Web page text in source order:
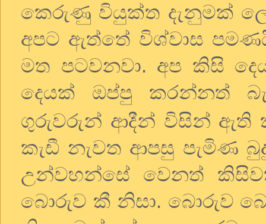
කෙරුණු වියුක්ත දැනුමක්
අපට ඇත්තේ විශ්වාස
මත පටවනවා. අප කිසි
දෙයක් ඔප්පු කරන්නත්
ගුරුවරුන් ආදීන් විසින් ඇති
කැඩී නැවත ආපසු පැමිණ
උන්වහන්සේ වෙනත්
බොරුව කී නිසා. බොරුව